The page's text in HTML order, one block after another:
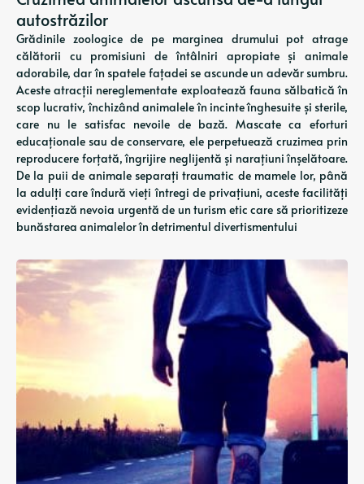
autostrăzilor
Grădinile zoologice de pe marginea drumului pot atrage
călătorii cu promisiuni de întâlniri apropiate și animale
adorabile, dar în spatele fațadei se ascunde un adevăr sumbru.
Aceste atracții nereglementate exploatează fauna sălbatică în
scop lucrativ, închizând animalele în incinte înghesuite și sterile,
care nu le satisfac nevoile de bază. Mascate ca eforturi
educaționale sau de conservare, ele perpetuează cruzimea prin
reproducere forțată, îngrijire neglijentă și narațiuni înșelătoare.
De la puii de animale separați traumatic de mamele lor, până
la adulți care îndură vieți întregi de privațiuni, aceste facilități
evidențiază nevoia urgentă de un turism etic care să prioritizeze
bunăstarea animalelor în detrimentul divertismentului